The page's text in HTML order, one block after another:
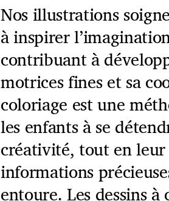
Nos illustrations
à inspirer
contribuant à
motrices fines et sa
coloriage est une
les enfants à se
créativité, tout en
informations
entoure. Les dessins